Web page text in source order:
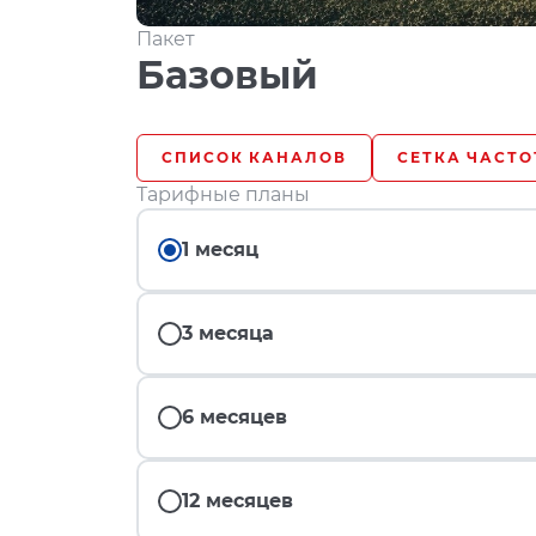
Пакет
Базовый
СПИСОК КАНАЛОВ СЕТКА
Тарифные планы
1 месяц
3 месяца
6 месяцев
12 месяцев